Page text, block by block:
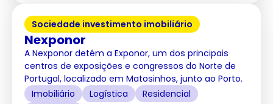
Sociedade investimento imobiliário
Nexponor
A Nexponor detém a Exponor, um dos principais
centros de exposições e congressos do Norte de
Portugal, localizado em Matosinhos, junto ao Porto.
Imobiliário
Logística
Residencial